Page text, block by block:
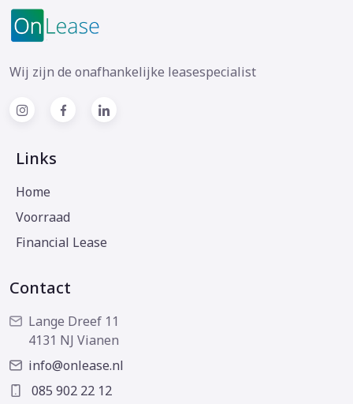
Wij zijn de onafhankelijke leasespecialist
Links
Home
Voorraad
Financial Lease
Contact
Lange Dreef 11
4131 NJ Vianen
info@onlease.nl
085 902 22 12